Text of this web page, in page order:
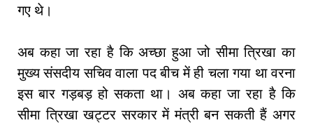
गए थे।
अब कहा जा रहा है कि अच्छा हुआ जो सीमा त्रिखा का
मुख्य संसदीय सचिव वाला पद बीच में ही चला गया था वरना
इस बार गड़बड़ हो सकता था। अब कहा जा रहा है कि
सीमा त्रिखा खट्टर सरकार में मंत्री बन सकती हैं अगर